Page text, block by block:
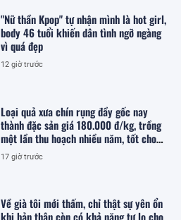
"Nữ thần Kpop" tự nhận mình là hot girl,
body 46 tuổi khiến dân tình ngỡ ngàng
vì quá đẹp
12 giờ trước
Loại quả xưa chín rụng đầy gốc nay
thành đặc sản giá 180.000 đ/kg, trồng
một lần thu hoạch nhiều năm, tốt cho
sức khỏe
17 giờ trước
Về già tôi mới thấm, chỉ thật sự yên ổn
khi bản thân còn có khả năng tự lo cho